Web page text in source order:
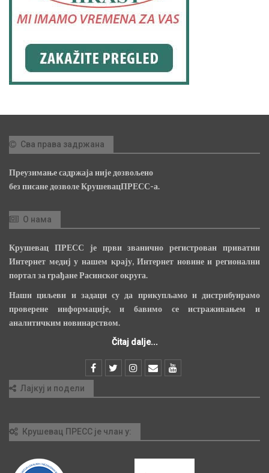
Сва права задржана
Преузимање садржаја није дозвољено
без писане дозволе КрушевацПРЕСС-а.
О нама
Крушевац ПРЕСС је први званично регистрован приватни
Интернет медиј у нашем крају, Интернет новине и регионални
портал за грађане Расинског округа.
Наши циљеви и задаци су да прикупљамо и дистрибуирамо
проверене информације, и бавимо се истраживањем и
аналитичким новинарством.
Čitaj dalje...
Лајкуј и подели
Крушевац ПРЕСС је члан у: